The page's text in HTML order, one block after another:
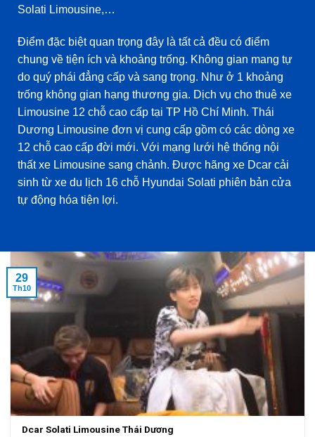
Solati Limousine,…
Điểm đặc biệt quan trọng đây là tất cả đều có điểm
chung về tiện ích và khoảng trống. Không gian mang tự
do quý phái đẳng cấp và sang trọng. Như ở 1 khoảng
trống không gian hạng thương gia. Dịch vụ cho thuê xe
Limousine 12 chỗ cao cấp tại TP Hồ Chí Minh. Thái
Dương Limousine đơn vị cung cấp gồm có các dòng xe
12 chỗ cao cấp đời mới. Với mạng lưới hệ thống nội
thất xe Limousine sang chảnh. Được hãng xe Dcar cải
sinh từ xe du lịch 16 chỗ Hyundai Solati phiên bản cửa
tự động hóa tiện lợi.
Dcar Solati Limousine Thái Dương
29
Th10